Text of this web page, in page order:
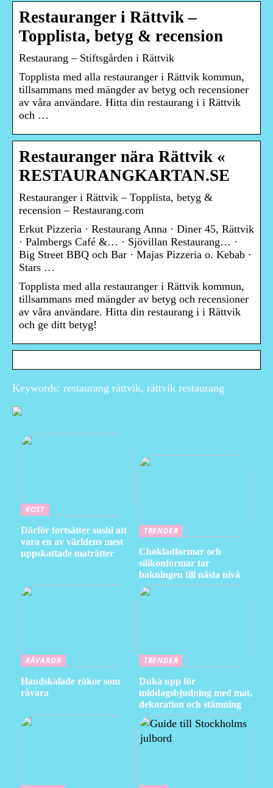
Restauranger i Rättvik –
Topplista, betyg & recension
Restaurang – Stiftsgården i Rättvik
Topplista med alla restauranger i Rättvik kommun,
tillsammans med mängder av betyg och recensioner
av våra användare. Hitta din restaurang i i Rättvik
och …
Restauranger nära Rättvik «
RESTAURANGKARTAN.SE
Restauranger i Rättvik – Topplista, betyg &
recension – Restaurang.com
Erkut Pizzeria · Restaurang Anna · Diner 45, Rättvik
· Palmbergs Café &… · Sjövillan Restaurang… ·
Big Street BBQ och Bar · Majas Pizzeria o. Kebab ·
Stars …
Topplista med alla restauranger i Rättvik kommun,
tillsammans med mängder av betyg och recensioner
av våra användare. Hitta din restaurang i i Rättvik
och ge ditt betyg!
Keywords: restaurang rättvik, rättvik restaurang
KOST
Därför fortsätter sushi att
vara en av världens mest
uppskattade maträtter
TRENDER
Chokladformar och
silikonformar tar
bakningen till nästa nivå
RÅVAROR
Handskalade räkor som
råvara
TRENDER
Duka upp för
middagsbjudning med mat,
dekoration och stämning